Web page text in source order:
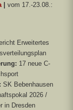
vom 17.-23.08.:
Erweitertes
17 neue C-
SK Bebenhausen
2026 /
in Dresden